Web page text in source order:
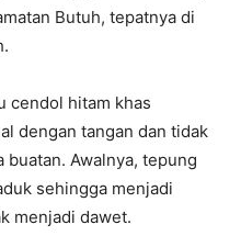
Butuh, tepatnya di
cendol hitam khas
dengan tangan dan tidak
buatan. Awalnya, tepung
sehingga menjadi
menjadi dawet.